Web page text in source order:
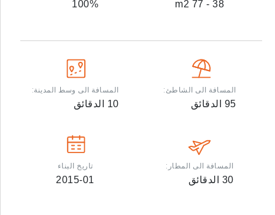
38 - 77
100%
المسافة الى الشاطئ:
95
الدقائق
المسافة الى وسط المدينة:
10
الدقائق
المسافة الى المطار:
30
الدقائق
تاريخ البناء
2015-01